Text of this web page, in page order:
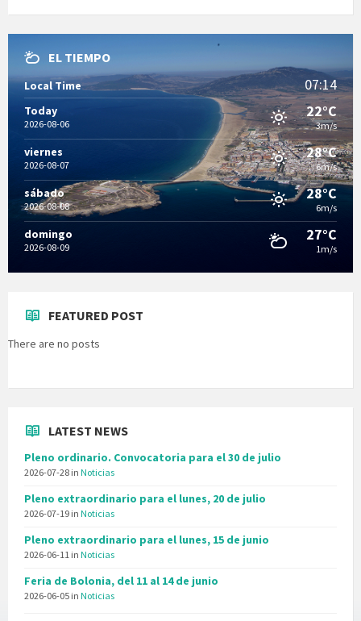
EL TIEMPO
Local Time 07:14
Today
2026-08-06
22°C
3m/s
viernes
2026-08-07
28°C
6m/s
sábado
2026-08-08
28°C
6m/s
domingo
2026-08-09
27°C
1m/s
FEATURED POST
There are no posts
LATEST NEWS
Pleno ordinario. Convocatoria para el 30 de julio
2026-07-28 in Noticias
Pleno extraordinario para el lunes, 20 de julio
2026-07-19 in Noticias
Pleno extraordinario para el lunes, 15 de junio
2026-06-11 in Noticias
Feria de Bolonia, del 11 al 14 de junio
2026-06-05 in Noticias